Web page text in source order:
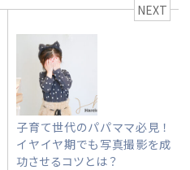
NEXT
子育て世代のパパママ必見！
イヤイヤ期でも写真撮影を成
功させるコツとは？